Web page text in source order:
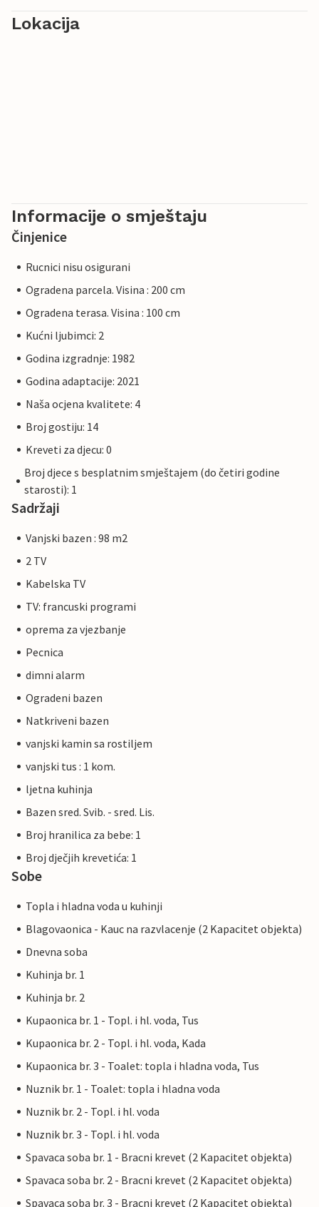
Lokacija
Informacije o smještaju
Činjenice
Rucnici nisu osigurani
Ogradena parcela. Visina : 200 cm
Ogradena terasa. Visina : 100 cm
Kućni ljubimci: 2
Godina izgradnje: 1982
Godina adaptacije: 2021
Naša ocjena kvalitete: 4
Broj gostiju: 14
Kreveti za djecu: 0
Broj djece s besplatnim smještajem (do četiri godine
starosti): 1
Sadržaji
Vanjski bazen : 98 m2
2 TV
Kabelska TV
TV: francuski programi
oprema za vjezbanje
Pecnica
dimni alarm
Ogradeni bazen
Natkriveni bazen
vanjski kamin sa rostiljem
vanjski tus : 1 kom.
ljetna kuhinja
Bazen sred. Svib. - sred. Lis.
Broj hranilica za bebe: 1
Broj dječjih krevetića: 1
Sobe
Topla i hladna voda u kuhinji
Blagovaonica - Kauc na razvlacenje (2 Kapacitet objekta)
Dnevna soba
Kuhinja br. 1
Kuhinja br. 2
Kupaonica br. 1 - Topl. i hl. voda, Tus
Kupaonica br. 2 - Topl. i hl. voda, Kada
Kupaonica br. 3 - Toalet: topla i hladna voda, Tus
Nuznik br. 1 - Toalet: topla i hladna voda
Nuznik br. 2 - Topl. i hl. voda
Nuznik br. 3 - Topl. i hl. voda
Spavaca soba br. 1 - Bracni krevet (2 Kapacitet objekta)
Spavaca soba br. 2 - Bracni krevet (2 Kapacitet objekta)
Spavaca soba br. 3 - Bracni krevet (2 Kapacitet objekta)